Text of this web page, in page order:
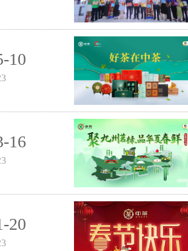
10
16
20